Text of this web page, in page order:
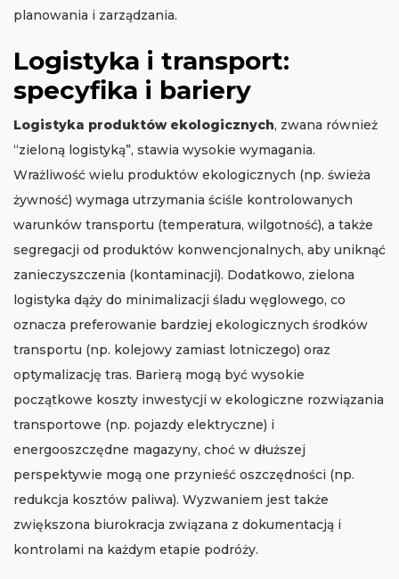
planowania i zarządzania.
Logistyka i transport:
specyfika i bariery
Logistyka produktów ekologicznych, zwana również
“zieloną logistyką”, stawia wysokie wymagania.
Wrażliwość wielu produktów ekologicznych (np. świeża
żywność) wymaga utrzymania ściśle kontrolowanych
warunków transportu (temperatura, wilgotność), a także
segregacji od produktów konwencjonalnych, aby uniknąć
zanieczyszczenia (kontaminacji). Dodatkowo, zielona
logistyka dąży do minimalizacji śladu węglowego, co
oznacza preferowanie bardziej ekologicznych środków
transportu (np. kolejowy zamiast lotniczego) oraz
optymalizację tras. Barierą mogą być wysokie
początkowe koszty inwestycji w ekologiczne rozwiązania
transportowe (np. pojazdy elektryczne) i
energooszczędne magazyny, choć w dłuższej
perspektywie mogą one przynieść oszczędności (np.
redukcja kosztów paliwa). Wyzwaniem jest także
zwiększona biurokracja związana z dokumentacją i
kontrolami na każdym etapie podróży.